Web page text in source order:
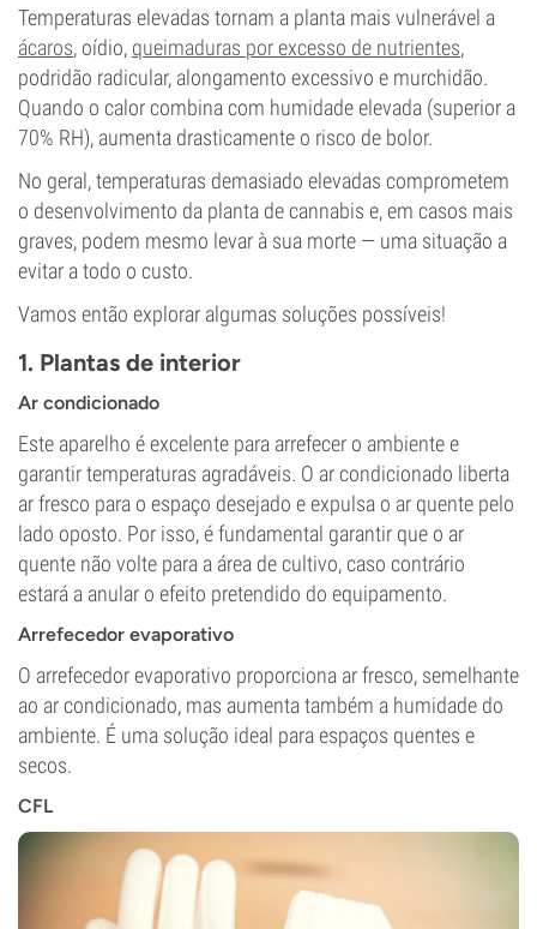
Temperaturas elevadas tornam a planta mais vulnerável a
ácaros, oídio, queimaduras por excesso de nutrientes,
podridão radicular, alongamento excessivo e murchidão.
Quando o calor combina com humidade elevada (superior a
70% RH), aumenta drasticamente o risco de bolor.
No geral, temperaturas demasiado elevadas comprometem
o desenvolvimento da planta de cannabis e, em casos mais
graves, podem mesmo levar à sua morte — uma situação a
evitar a todo o custo.
Vamos então explorar algumas soluções possíveis!
1. Plantas de interior
Ar condicionado
Este aparelho é excelente para arrefecer o ambiente e
garantir temperaturas agradáveis. O ar condicionado liberta
ar fresco para o espaço desejado e expulsa o ar quente pelo
lado oposto. Por isso, é fundamental garantir que o ar
quente não volte para a área de cultivo, caso contrário
estará a anular o efeito pretendido do equipamento.
Arrefecedor evaporativo
O arrefecedor evaporativo proporciona ar fresco, semelhante
ao ar condicionado, mas aumenta também a humidade do
ambiente. É uma solução ideal para espaços quentes e
secos.
CFL